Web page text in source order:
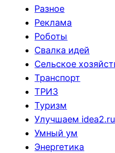
Разное
Реклама
Роботы
Свалка идей
Сельское
Транспорт
ТРИЗ
Туризм
Улучшаем idea2.ru
Умный ум
Энергетика